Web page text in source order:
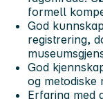
formell
God
registrering,
God
og metodiske
Erfaring med